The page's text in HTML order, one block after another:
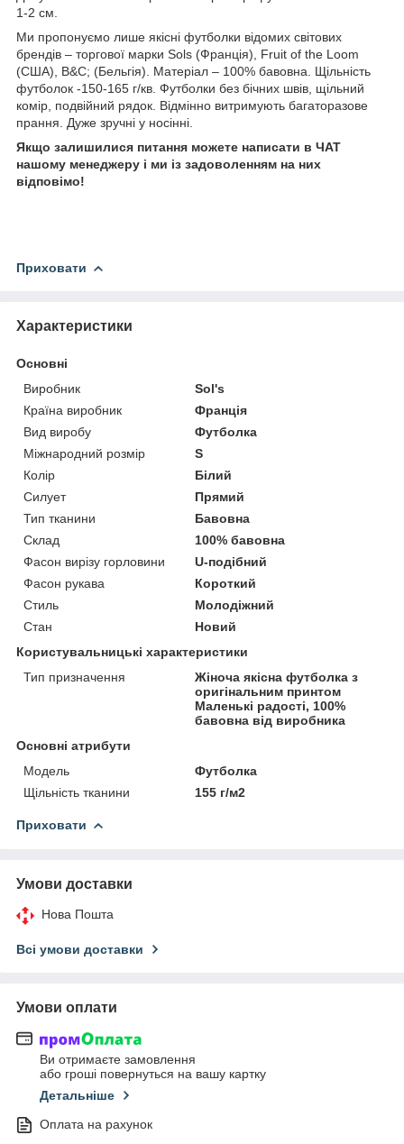
1-2 см.
Ми пропонуємо лише якісні футболки відомих світових
брендів – торгової марки Sols (Франція), Fruit of the Loom
(США), B&C; (Бельгія). Матеріал – 100% бавовна. Щільність
футболок -150-165 г/кв. Футболки без бічних швів, щільний
комір, подвійний рядок. Відмінно витримують багаторазове
прання. Дуже зручні у носінні.
Якщо залишилися питання можете написати в ЧАТ
нашому менеджеру і ми із задоволенням на них
відповімо!
Приховати
Характеристики
Основні
Виробник
Sol's
Країна виробник
Франція
Вид виробу
Футболка
Міжнародний розмір
S
Колір
Білий
Силует
Прямий
Тип тканини
Бавовна
Склад
100% бавовна
Фасон вирізу горловини
U-подібний
Фасон рукава
Короткий
Стиль
Молодіжний
Стан
Новий
Користувальницькі характеристики
Тип призначення
Жіноча якісна футболка з
оригінальним принтом
Маленькі радості, 100%
бавовна від виробника
Основні атрибути
Модель
Футболка
Щільність тканини
155 г/м2
Приховати
Умови доставки
Нова Пошта
Всі умови доставки
Умови оплати
Ви отримаєте замовлення
або гроші повернуться на вашу картку
Детальніше
Оплата на рахунок